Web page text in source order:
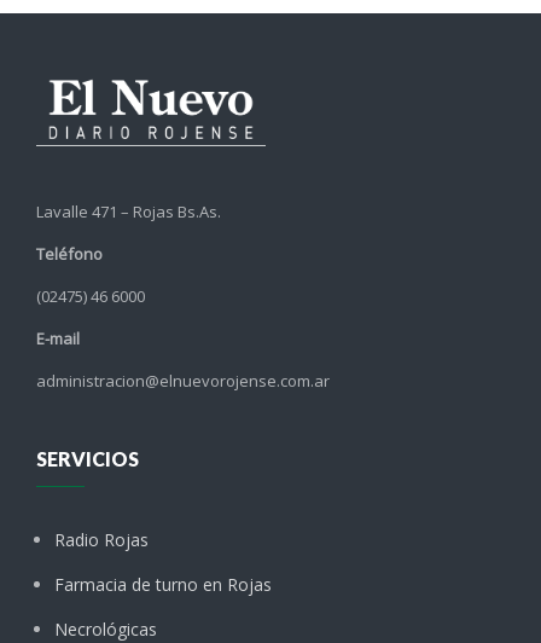
Lavalle 471 – Rojas Bs.As.
Teléfono
(02475) 46 6000
E-mail
administracion@elnuevorojense.com.ar
SERVICIOS
Radio Rojas
Farmacia de turno en Rojas
Necrológicas